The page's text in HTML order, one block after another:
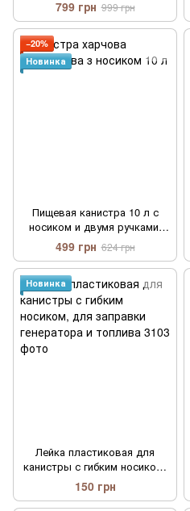
отверстием для быстрого
слива
799 грн 999 грн
−20%
Новинка
Пищевая канистра 10 л с
носиком и двумя ручками,
синяя, двухслойная
499 грн 624 грн
Новинка
Лейка пластиковая для
канистры с гибким носиком,
для заправки генератора и
топлива
150 грн